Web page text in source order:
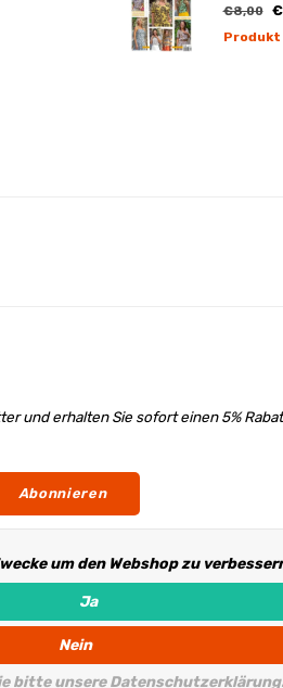
€8,00
Produkt
und erhalten Sie sofort einen 5%
Abonnieren
um den Webshop zu
Ja
Nein
bitte unsere